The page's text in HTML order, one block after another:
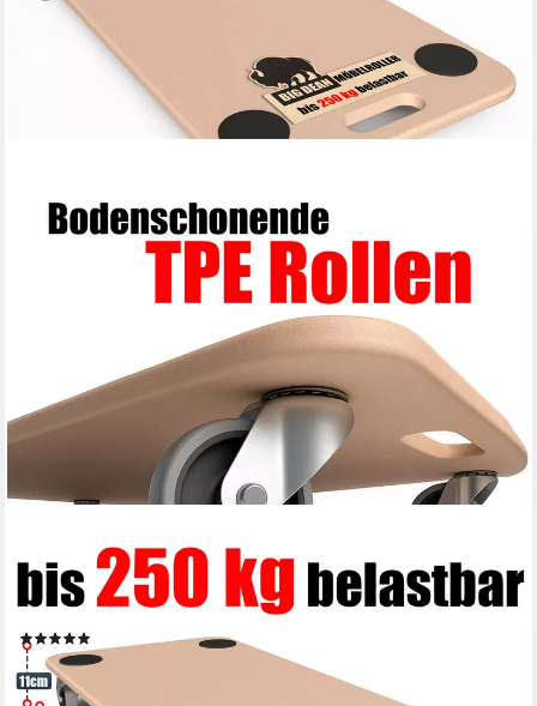
Schwerlastrolle Materialtransporter 250kg Schwerlast
Möbelroller, (Set, 1-St., Möbelroller), Möbelhund, Möbelroller,
MDF-Natur, Antirutschpads, Sanfte TPE-Rollen
ab 19,94 €
-20%